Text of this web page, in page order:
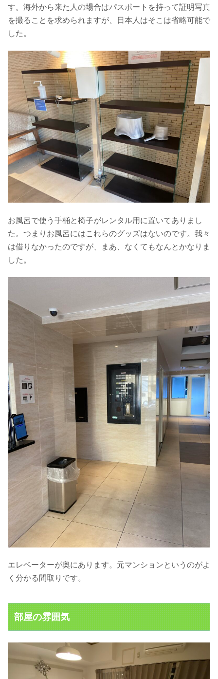
す。海外から来た人の場合はパスポートを持って証明写真
を撮ることを求められますが、日本人はそこは省略可能で
した。
お風呂で使う手桶と椅子がレンタル用に置いてありまし
た。つまりお風呂にはこれらのグッズはないのです。我々
は借りなかったのですが、まあ、なくてもなんとかなりま
した。
エレベーターが奥にあります。元マンションというのがよ
く分かる間取りです。
部屋の雰囲気